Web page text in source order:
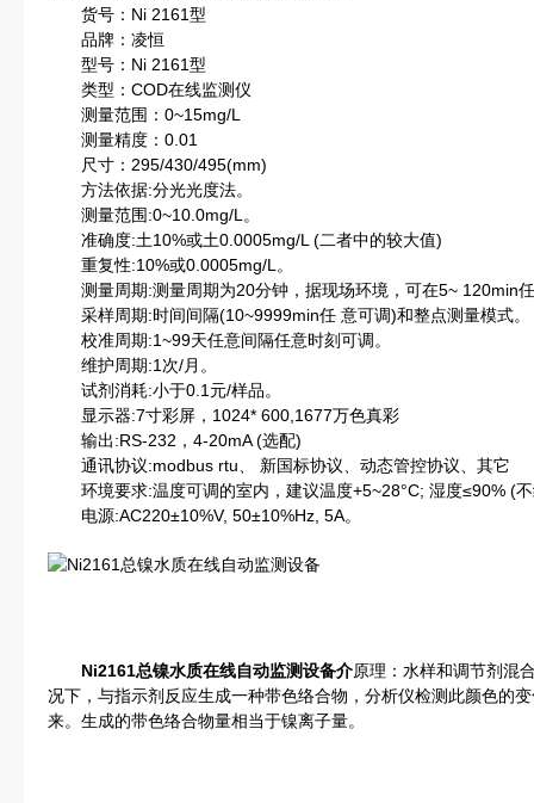
货号：Ni 2161型
品牌：凌恒
型号：Ni 2161型
类型：COD在线监测仪
测量范围：0~15mg/L
测量精度：0.01
尺寸：295/430/495(mm)
方法依据:分光光度法。
测量范围:0~10.0mg/L。
准确度:土10%或土0.0005mg/L (二者中的较大值)
重复性:10%或0.0005mg/L。
测量周期:测量周期为20分钟，据现场环境，可在5~ 120min
采样周期:时间间隔(10~9999min任 意可调)和整点测量模式。
校准周期:1~99天任意间隔任意时刻可调。
维护周期:1次/月。
试剂消耗:小于0.1元/样品。
显示器:7寸彩屏，1024* 600,1677万色真彩
输出:RS-232，4-20mA (选配)
通讯协议:modbus rtu、 新国标协议、动态管控协议、其它
环境要求:温度可调的室内，建议温度+5~28°C; 湿度≤90% (
电源:AC220±10%V, 50±10%Hz, 5A。
Ni2161总镍水质在线自动监测设备介原理：水样和调节剂混
况下，与指示剂反应生成一种带色络合物，分析仪检测此颜色的
来。生成的带色络合物量相当于镍离子量。